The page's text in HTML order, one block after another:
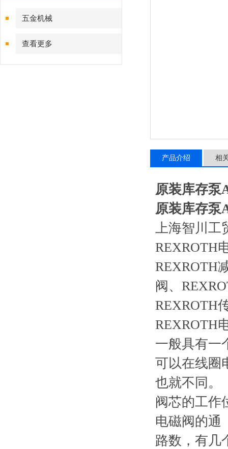
五金机械
查看更多
产品介绍 相
原装库存泵
原装库存泵
上海智川工
REXROTH
REXROTH
阀、
REXROTH
REXROTH
一般具有一
可以在线圈
也就不同。
阀芯的工作
电磁阀的通
路数，有几